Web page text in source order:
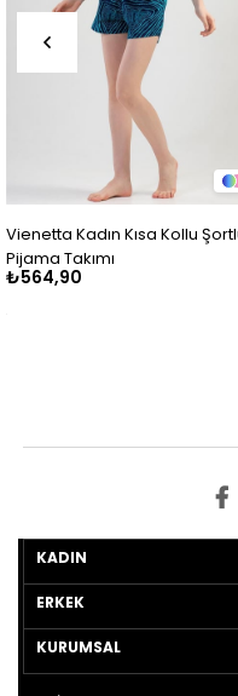
1
Kadın Kısa Kollu Şortlu
Takımı
KADIN
ERKEK
KURUMSAL